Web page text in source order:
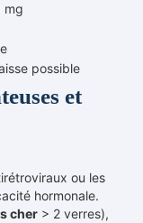
mg
possible
et
ou les
hormonale.
cher > 2 verres),